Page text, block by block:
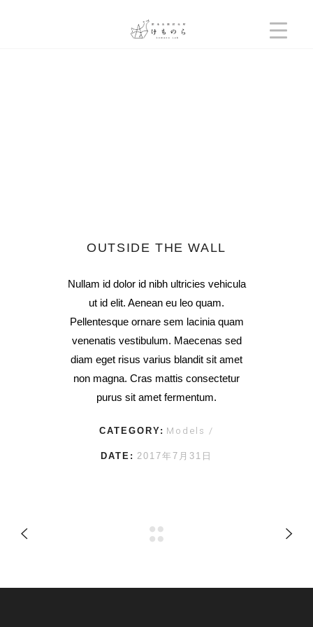
OUTSIDE THE WALL
Nullam id dolor id nibh ultricies vehicula
ut id elit. Aenean eu leo quam.
Pellentesque ornare sem lacinia quam
venenatis vestibulum. Maecenas sed
diam eget risus varius blandit sit amet
non magna. Cras mattis consectetur
purus sit amet fermentum.
CATEGORY: Models
DATE: 2017年7月31日